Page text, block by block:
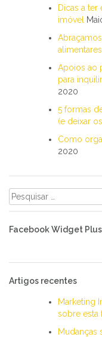
Dicas a
imóvel
alimentares
Apoios ao
para
2020
5 formas
(e deixar
Como
2020
Pesquisar
por:
Facebook Widget Plus
Artigos recentes
Marketing
sobre esta
Mudanças